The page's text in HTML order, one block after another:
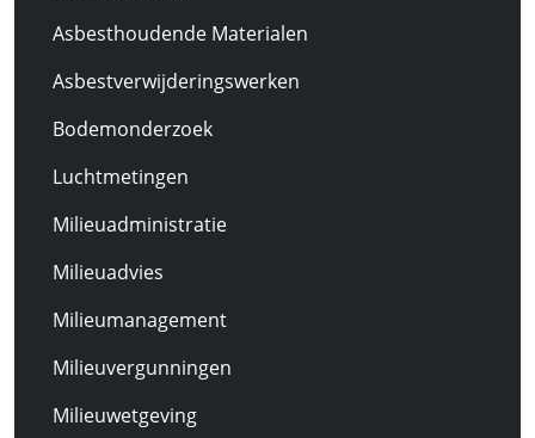
Asbesthoudende Materialen
Asbestverwijderingswerken
Bodemonderzoek
Luchtmetingen
Milieuadministratie
Milieuadvies
Milieumanagement
Milieuvergunningen
Milieuwetgeving